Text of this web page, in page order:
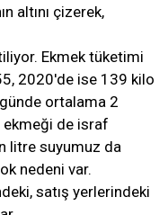
altını çizerek,
Ekmek tüketimi
2020'de ise 139 kilo
günde ortalama 2
ekmeği de israf
litre suyumuz da
nedeni var.
satış yerlerindeki